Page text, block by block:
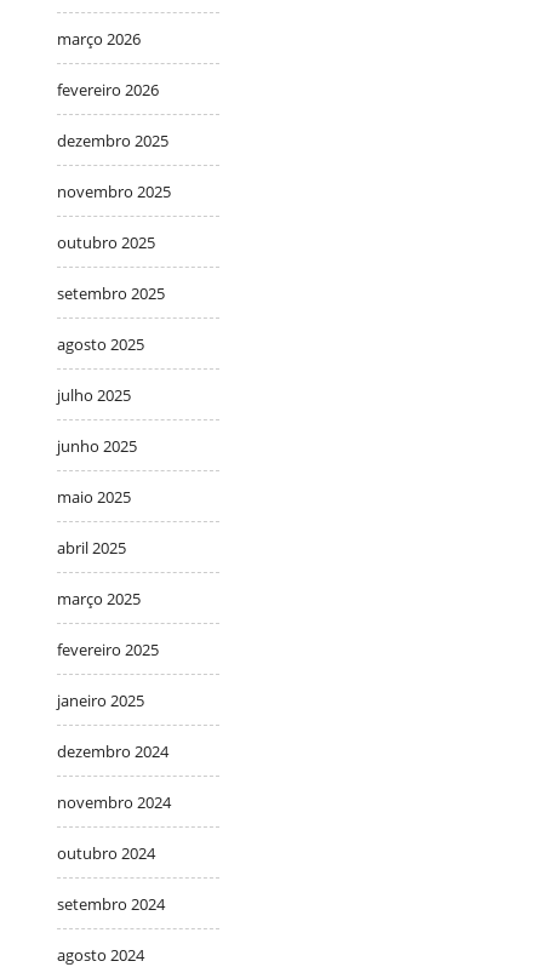
março 2026
fevereiro 2026
dezembro 2025
novembro 2025
outubro 2025
setembro 2025
agosto 2025
julho 2025
junho 2025
maio 2025
abril 2025
março 2025
fevereiro 2025
janeiro 2025
dezembro 2024
novembro 2024
outubro 2024
setembro 2024
agosto 2024